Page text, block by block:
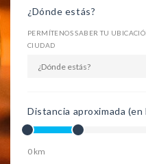
¿Dónde estás?
PERMÍTENOS SABER TU
CIUDAD
Distancia aproximada
0 km